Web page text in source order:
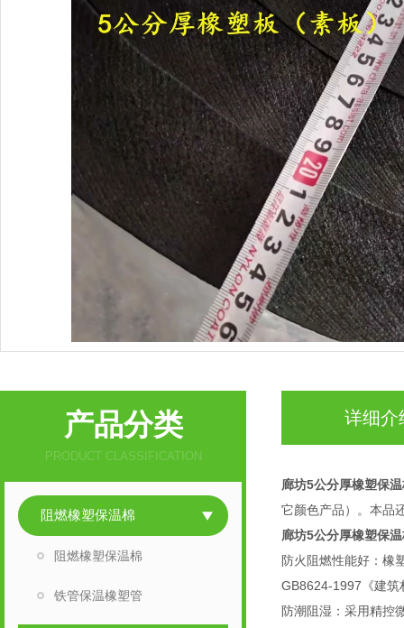
产品分类
PRODUCT CLASSIFICATION
阻燃橡塑保温棉
阻燃橡塑保温棉
铁管保温橡塑管
详细介
廊坊5公分厚橡塑保
它颜色产品）。本品
廊坊5公分厚橡塑保
防火阻燃性能好：橡
GB8624-1997《建筑
防潮阻湿：采用精控